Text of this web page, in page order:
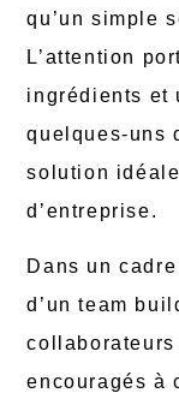
qu’un simple
L’attention
ingrédients et
quelques-uns
solution
d’entreprise.
Dans un
d’un team
collaborateurs
encouragés à